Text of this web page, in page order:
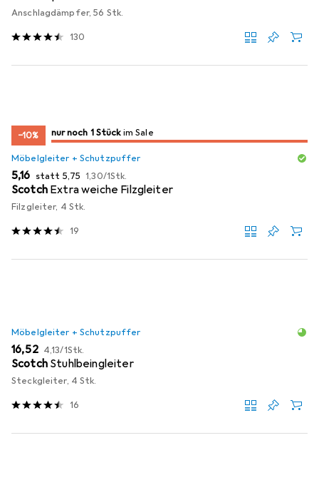
Anschlagdämpfer, 56 Stk.
130
−10% noch 1 Stückim Sale
nur noch 1 Stück im Sale
Möbelgleiter + Schutzpuffer
EUR
5,16 statt EUR
5,75 EUR
1,30/1Stk.
Scotch Extra weiche Filzgleiter
Filzgleiter, 4 Stk.
19
Möbelgleiter + Schutzpuffer
EUR
16,52 EUR
4,13/1Stk.
Scotch Stuhlbeingleiter
Steckgleiter, 4 Stk.
16